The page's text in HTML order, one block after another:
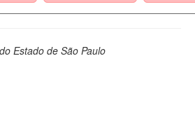
Estado de São Paulo